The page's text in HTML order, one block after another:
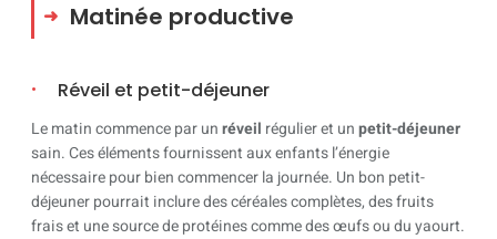
Matinée productive
Réveil et petit-déjeuner
Le matin commence par unréveil régulier et unpetit-déjeuner
sain. Ces éléments fournissent aux enfants l’énergie
nécessaire pour bien commencer la journée. Un bon petit-
déjeuner pourrait inclure des céréales complètes, des fruits
frais et une source de protéines comme des œufs ou du yaourt.